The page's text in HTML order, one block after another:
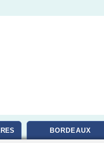
BORDEAUX